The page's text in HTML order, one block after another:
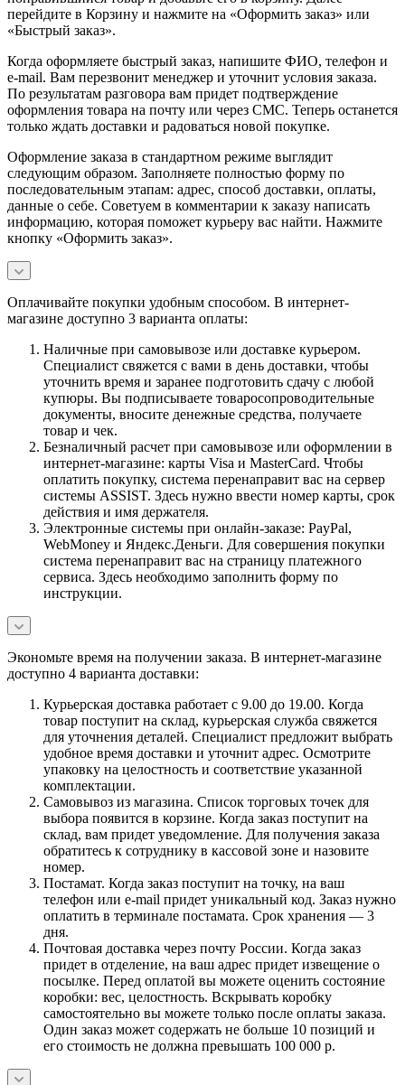
перейдите в Корзину и нажмите на «Оформить заказ» или
«Быстрый заказ».
Когда оформляете быстрый заказ, напишите ФИО, телефон и
e-mail. Вам перезвонит менеджер и уточнит условия заказа.
По результатам разговора вам придет подтверждение
оформления товара на почту или через СМС. Теперь останется
только ждать доставки и радоваться новой покупке.
Оформление заказа в стандартном режиме выглядит
следующим образом. Заполняете полностью форму по
последовательным этапам: адрес, способ доставки, оплаты,
данные о себе. Советуем в комментарии к заказу написать
информацию, которая поможет курьеру вас найти. Нажмите
кнопку «Оформить заказ».
Оплачивайте покупки удобным способом. В интернет-
магазине доступно 3 варианта оплаты:
Наличные при самовывозе или доставке курьером.
Специалист свяжется с вами в день доставки, чтобы
уточнить время и заранее подготовить сдачу с любой
купюры. Вы подписываете товаросопроводительные
документы, вносите денежные средства, получаете
товар и чек.
Безналичный расчет при самовывозе или оформлении в
интернет-магазине: карты Visa и MasterCard. Чтобы
оплатить покупку, система перенаправит вас на сервер
системы ASSIST. Здесь нужно ввести номер карты, срок
действия и имя держателя.
Электронные системы при онлайн-заказе: PayPal,
WebMoney и Яндекс.Деньги. Для совершения покупки
система перенаправит вас на страницу платежного
сервиса. Здесь необходимо заполнить форму по
инструкции.
Экономьте время на получении заказа. В интернет-магазине
доступно 4 варианта доставки:
Курьерская доставка работает с 9.00 до 19.00. Когда
товар поступит на склад, курьерская служба свяжется
для уточнения деталей. Специалист предложит выбрать
удобное время доставки и уточнит адрес. Осмотрите
упаковку на целостность и соответствие указанной
комплектации.
Самовывоз из магазина. Список торговых точек для
выбора появится в корзине. Когда заказ поступит на
склад, вам придет уведомление. Для получения заказа
обратитесь к сотруднику в кассовой зоне и назовите
номер.
Постамат. Когда заказ поступит на точку, на ваш
телефон или e-mail придет уникальный код. Заказ нужно
оплатить в терминале постамата. Срок хранения — 3
дня.
Почтовая доставка через почту России. Когда заказ
придет в отделение, на ваш адрес придет извещение о
посылке. Перед оплатой вы можете оценить состояние
коробки: вес, целостность. Вскрывать коробку
самостоятельно вы можете только после оплаты заказа.
Один заказ может содержать не больше 10 позиций и
его стоимость не должна превышать 100 000 р.